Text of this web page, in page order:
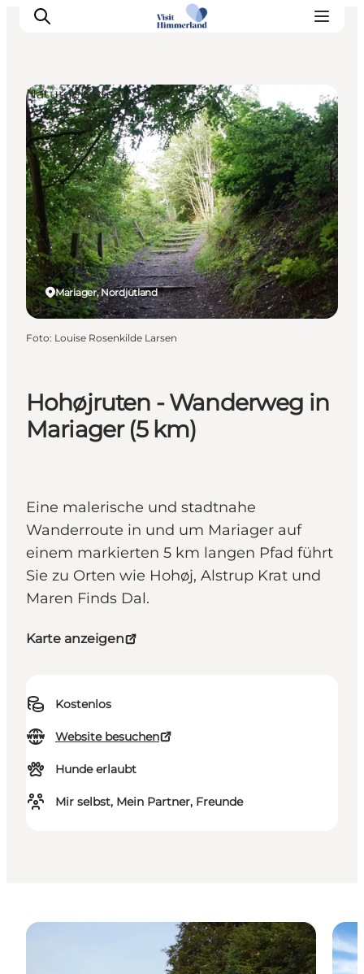
Erlebnisse
Natur
Städte und Orte
Das passiert
Reiseplanung
Praktische Informationen
Hohøjruten - Wanderweg in
Mariager (5 km)
Eine malerische und stadtnahe
Wanderroute in und um Mariager auf
einem markierten 5 km langen Pfad führt
Sie zu Orten wie Hohøj, Alstrup Krat und
Maren Finds Dal.
Karte anzeigen
Kostenlos
Website besuchen
Hunde erlaubt
Mir selbst, Mein Partner, Freunde
Mariager, Nordjütland
Naturgebiete
Foto: Louise Rosenkilde Larsen